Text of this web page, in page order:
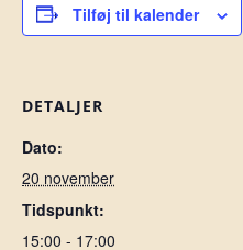
Tilføj til kalender
DETALJER
Dato:
20 november
Tidspunkt:
15:00 - 17:00